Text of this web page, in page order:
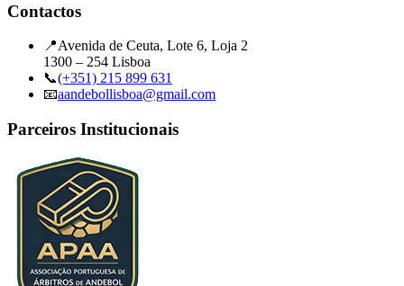
Contactos
📍Avenida de Ceuta, Lote 6, Loja 2
1300 – 254 Lisboa
📞(+351) 215 899 631
📧aandebollisboa@gmail.com
Parceiros Institucionais